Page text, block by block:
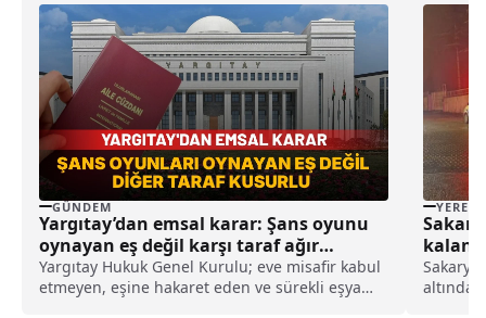
GÜNDEM
Yargıtay’dan emsal karar: Şans oyunu
oynayan eş değil karşı taraf ağır
kusurlu sayıldı
Yargıtay Hukuk Genel Kurulu; eve misafir kabul
etmeyen, eşine hakaret eden ve sürekli eşya
YEREL
altında